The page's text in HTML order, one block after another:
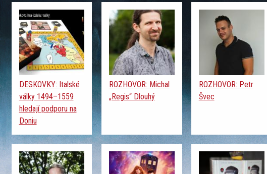
DESKOVKY: Italské
války 1494–1559
hledají podporu na
Doniu
ROZHOVOR: Michal
„Regis“ Dlouhý
ROZHOVOR: Petr
Švec